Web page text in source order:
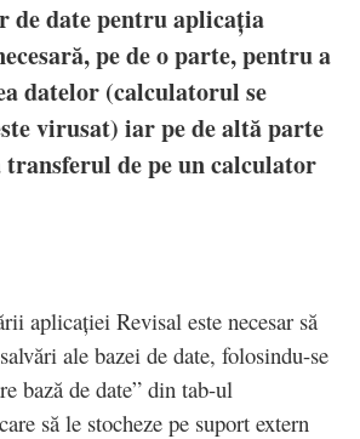
de date pentru aplicația
pe de o parte, pentru a
datelor (calculatorul se
virusat) iar pe de altă parte
de pe un calculator
aplicației Revisal este necesar să
ale bazei de date, folosindu-se
bază de date” din tab-ul
să le stocheze pe suport extern